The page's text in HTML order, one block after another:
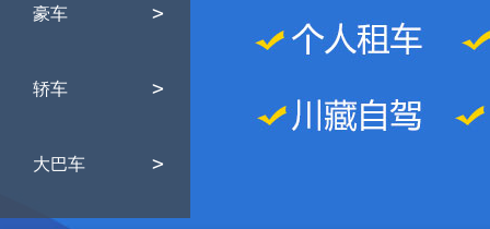
豪车 >
轿车 >
大巴车 >